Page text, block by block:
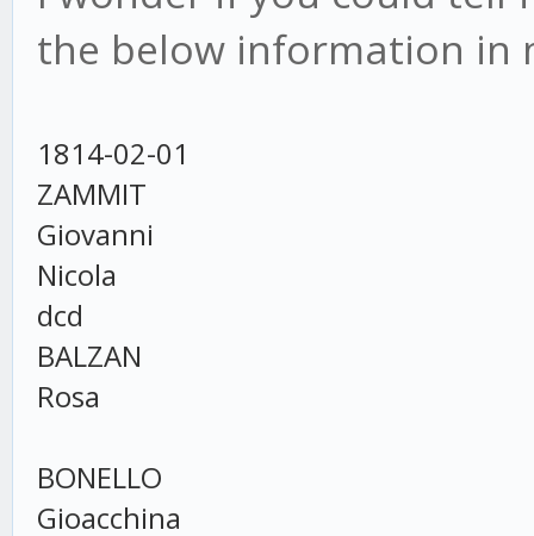
the below information in
1814-02-01
ZAMMIT
Giovanni
Nicola
dcd
BALZAN
Rosa
BONELLO
Gioacchina